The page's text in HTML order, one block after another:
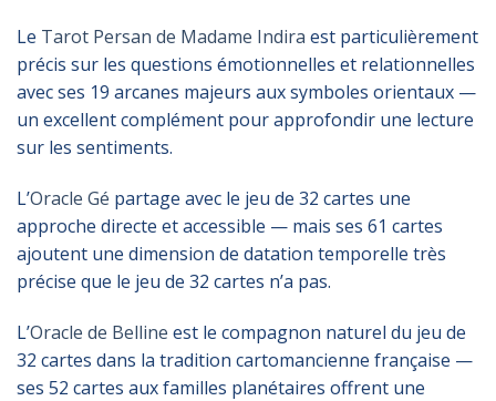
Le Tarot Persan de Madame Indira est particulièrement
précis sur les questions émotionnelles et relationnelles
avec ses 19 arcanes majeurs aux symboles orientaux —
un excellent complément pour approfondir une lecture
sur les sentiments.
L’Oracle Gé partage avec le jeu de 32 cartes une
approche directe et accessible — mais ses 61 cartes
ajoutent une dimension de datation temporelle très
précise que le jeu de 32 cartes n’a pas.
L’Oracle de Belline est le compagnon naturel du jeu de
32 cartes dans la tradition cartomancienne française —
ses 52 cartes aux familles planétaires offrent une